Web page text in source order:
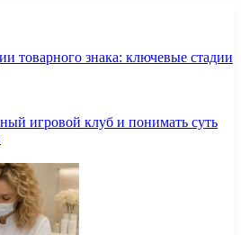
товарного знака: ключевые стадии
игровой клуб и понимать суть